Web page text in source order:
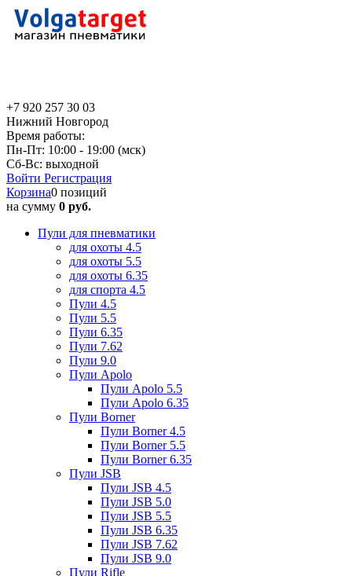
+7 920 257 30 03
Нижний Новгород
Время работы:
Пн-Пт: 10:00 - 19:00 (мск)
Сб-Вс: выходной
Войти Регистрация
Корзина0 позиций
на сумму 0 руб.
Пули для пневматики
для охоты 4.5
для охоты 5.5
для охоты 6.35
для спорта 4.5
Пули 4.5
Пули 5.5
Пули 6.35
Пули 7.62
Пули 9.0
Пули Apolo
Пули Apolo 5.5
Пули Apolo 6.35
Пули Borner
Пули Borner 4.5
Пули Borner 5.5
Пули Borner 6.35
Пули JSB
Пули JSB 4.5
Пули JSB 5.0
Пули JSB 5.5
Пули JSB 6.35
Пули JSB 7.62
Пули JSB 9.0
Пули Rifle